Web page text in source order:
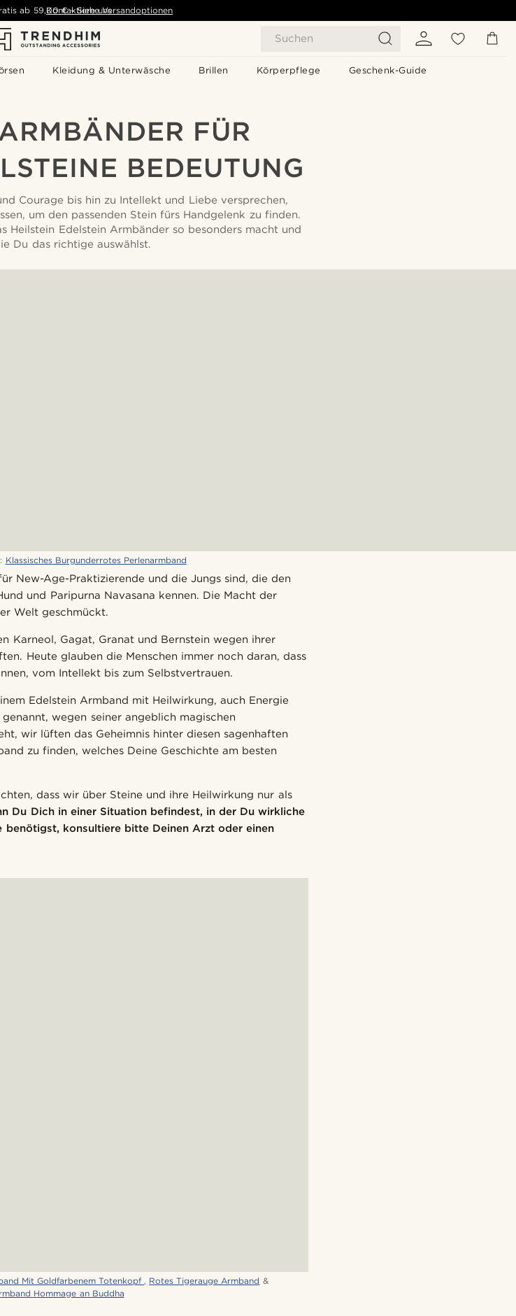
Suchen
Kleidung & Unterwäsche Brillen Körperpflege Geschenk-Guide
ab 59,00 € - Siehe Versandoptionen
Kontaktiere uns
FÜR
BEDEUTUNG
Courage bis hin zu Intellekt und Liebe versprechen,
um den passenden Stein fürs Handgelenk zu finden.
Heilstein Edelstein Armbänder so besonders macht und
Du das richtige auswählst.
Klassisches Burgunderrotes Perlenarmband
New-Age-Praktizierende und die Jungs sind, die den
und Paripurna Navasana kennen. Die Macht der
Welt geschmückt.
Karneol, Gagat, Granat und Bernstein wegen ihrer
Heute glauben die Menschen immer noch daran, dass
vom Intellekt bis zum Selbstvertrauen.
Edelstein Armband mit Heilwirkung, auch Energie
wegen seiner angeblich magischen
wir lüften das Geheimnis hinter diesen sagenhaften
zu finden, welches Deine Geschichte am besten
dass wir über Steine und ihre Heilwirkung nur als
Du Dich in einer Situation befindest, in der Du wirkliche
benötigst, konsultiere bitte Deinen Arzt oder einen
Mit Goldfarbenem Totenkopf , Rotes Tigerauge Armband &
Hommage an Buddha